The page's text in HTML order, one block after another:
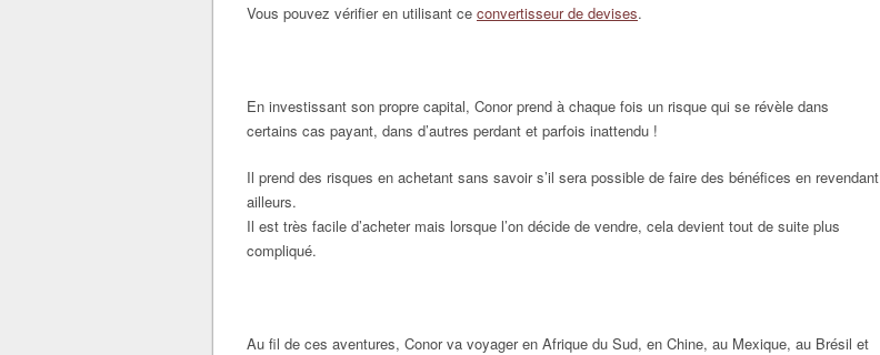
Vous pouvez vérifier en utilisant ce convertisseur de devises.
En investissant son propre capital, Conor prend à chaque fois un risque qui se révèle dans
certains cas payant, dans d’autres perdant et parfois inattendu !
Il prend des risques en achetant sans savoir s’il sera possible de faire des bénéfices en revendant
ailleurs.
Il est très facile d’acheter mais lorsque l’on décide de vendre, cela devient tout de suite plus
compliqué.
Au fil de ces aventures, Conor va voyager en Afrique du Sud, en Chine, au Mexique, au Brésil et